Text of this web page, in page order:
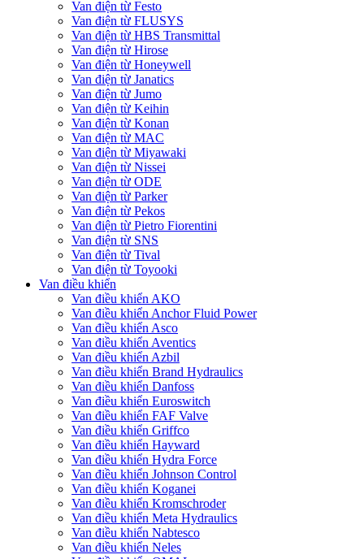
Van điện từ Festo
Van điện từ FLUSYS
Van điện từ HBS Transmittal
Van điện từ Hirose
Van điện từ Honeywell
Van điện từ Janatics
Van điện từ Jumo
Van điện từ Keihin
Van điện từ Konan
Van điện từ MAC
Van điện từ Miyawaki
Van điện từ Nissei
Van điện từ ODE
Van điện từ Parker
Van điện từ Pekos
Van điện từ Pietro Fiorentini
Van điện từ SNS
Van điện từ Tival
Van điện từ Toyooki
Van điều khiển
Van điều khiển AKO
Van điều khiển Anchor Fluid Power
Van điều khiển Asco
Van điều khiển Aventics
Van điều khiển Azbil
Van điều khiển Brand Hydraulics
Van điều khiển Danfoss
Van điều khiển Euroswitch
Van điều khiển FAF Valve
Van điều khiển Griffco
Van điều khiển Hayward
Van điều khiển Hydra Force
Van điều khiển Johnson Control
Van điều khiển Koganei
Van điều khiển Kromschroder
Van điều khiển Meta Hydraulics
Van điều khiển Nabtesco
Van điều khiển Neles